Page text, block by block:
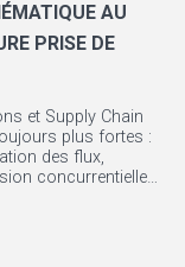
AU
PRISE DE
et Supply Chain
plus fortes :
des flux,
concurrentielle…